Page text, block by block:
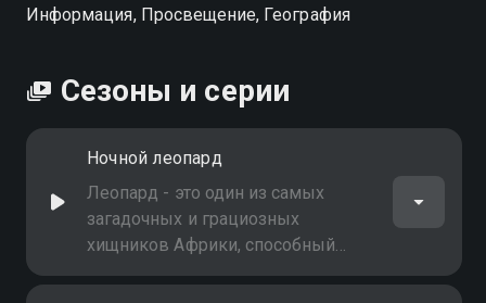
Информация, Просвещение, География
Сезоны и серии
Ночной леопард
Леопард - это один из самых
загадочных и грациозных
хищников Африки, способный
адаптироваться к различным